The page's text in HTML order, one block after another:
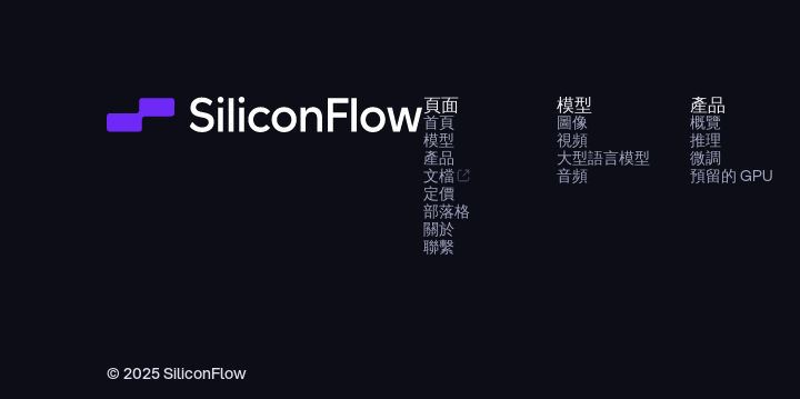
頁面
首頁
模型
產品
文檔
定價
部落格
關於
聯繫
模型
圖像
視頻
大型語言模型
音頻
產品
概覽
推理
微調
預留的 GPU
© 2025 SiliconFlow